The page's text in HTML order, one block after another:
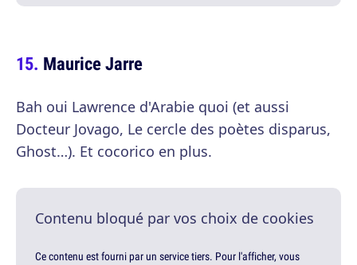
Maurice Jarre
Bah oui Lawrence d'Arabie quoi (et aussi
Docteur Jovago, Le cercle des poètes disparus,
Ghost…). Et cocorico en plus.
Contenu bloqué par vos choix de cookies
Ce contenu est fourni par un service tiers. Pour l'afficher, vous